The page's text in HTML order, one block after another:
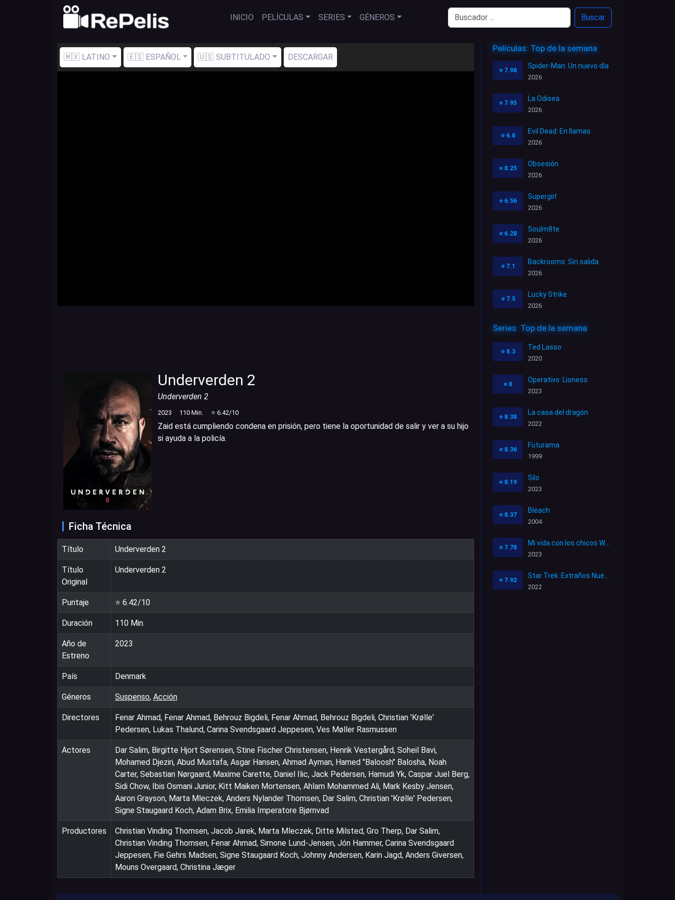
INICIO PELÍCULAS SERIES GÉNEROS Buscar
🇲🇽 LATINO 🇪🇸 ESPAÑOL 🇺🇸 SUBTITULADO DESCARGAR
Underverden 2
Underverden 2
2023 110 Min. ⭐ 6.42/10
Zaid está cumpliendo condena en prisión, pero tiene la oportunidad de salir y ver a su hijo
si ayuda a la policía.
Ficha Técnica
Título Underverden 2
Título
Original
Underverden 2
Puntaje ⭐ 6.42/10
Duración 110 Min.
Año de
Estreno
2023
País Denmark
Géneros Suspenso, Acción
Directores
Fenar Ahmad, Fenar Ahmad, Behrouz Bigdeli, Fenar Ahmad, Behrouz Bigdeli, Christian 'Krølle'
Pedersen, Lukas Thalund, Carina Svendsgaard Jeppesen, Ves Møller Rasmussen
Actores
Dar Salim, Birgitte Hjort Sørensen, Stine Fischer Christensen, Henrik Vestergård, Soheil Bavi,
Mohamed Djeziri, Abud Mustafa, Asgar Hansen, Ahmad Ayman, Hamed "Baloosh" Balosha, Noah
Carter, Sebastian Nørgaard, Maxime Carette, Daniel Ilic, Jack Pedersen, Hamudi Yk, Caspar Juel Berg,
Sidi Chow, Ibis Osmani Junior, Kitt Maiken Mortensen, Ahlam Mohammed Ali, Mark Kesby Jensen,
Aaron Grayson, Marta Mleczek, Anders Nylander Thomsen, Dar Salim, Christian 'Krølle' Pedersen,
Signe Staugaard Koch, Adam Brix, Emilia Imperatore Bjørnvad
Productores
Christian Vinding Thomsen, Jacob Jarek, Marta Mleczek, Ditte Milsted, Gro Therp, Dar Salim,
Christian Vinding Thomsen, Fenar Ahmad, Simone Lund-Jensen, Jón Hammer, Carina Svendsgaard
Jeppesen, Fie Gehrs Madsen, Signe Staugaard Koch, Johnny Andersen, Karin Jagd, Anders Giversen,
Mouns Overgaard, Christina Jæger
Películas: Top de la semana
⭐ 7.98
Spider-Man: Un nuevo día
2026
⭐ 7.95
La Odisea
2026
⭐ 6.8
Evil Dead: En llamas
2026
⭐ 8.25
Obsesión
2026
⭐ 6.56
Supergirl
2026
⭐ 6.28
Soulm8te
2026
⭐ 7.1
Backrooms: Sin salida
2026
⭐ 7.5
Lucky Strike
2026
Series: Top de la semana
⭐ 8.3
Ted Lasso
2020
⭐ 8
Operativo: Lioness
2023
⭐ 8.38
La casa del dragón
2022
⭐ 8.36
Futurama
1999
⭐ 8.19
Silo
2023
⭐ 8.37
Bleach
2004
⭐ 7.78
2023
⭐ 7.92
2022